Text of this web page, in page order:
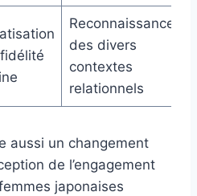
Reconnaissance
des divers
contextes
relationnels
aussi un changement
de l’engagement
japonaises